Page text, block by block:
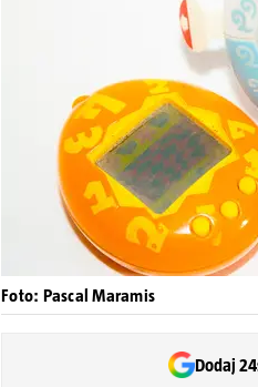
Foto: Pascal Maramis
Dodaj